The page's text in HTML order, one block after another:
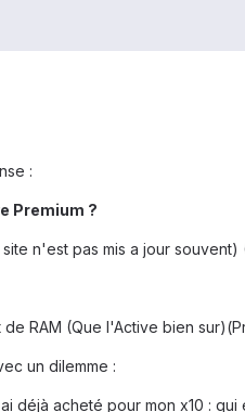
:
Premium ?
n'est pas mis a jour souvent)
RAM (Que l'Active bien
un dilemme :
déjà acheté pour mon x10 : qui